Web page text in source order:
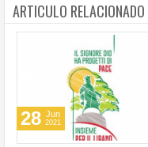
ARTICULO RELACIONADO
28 Jun
2021